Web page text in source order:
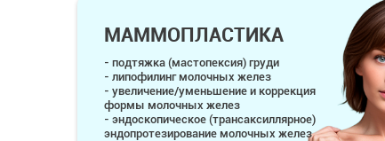
МАММОПЛАСТИКА
- подтяжка (мастопексия) груди
- липофилинг молочных желез
- увеличение/уменьшение и коррекция
формы молочных желез
- эндоскопическое (трансаксиллярное)
эндопротезирование молочных желез